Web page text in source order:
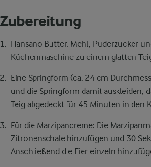
Zubereitung
Hansano Butter, Mehl, Puderzucker
Küchenmaschine zu einem glatten
Eine Springform (ca. 24 cm
und die Springform damit auskleiden,
Teig abgedeckt für 45 Minuten in den
Für die Marzipancreme: Die
Zitronenschale hinzufügen und 30
Anschließend die Eier einzeln